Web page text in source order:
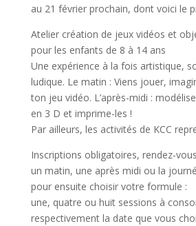
au 21 février prochain, dont voici le
Atelier création de jeux vidéos et
pour les enfants de 8 à 14 ans
Une expérience à la fois artistique,
ludique. Le matin : Viens jouer,
ton jeu vidéo. L’après-midi :
en 3 D et imprime-les !
Par ailleurs, les activités de KCC
Inscriptions obligatoires, rendez-
un matin, une après midi ou la
pour ensuite choisir votre formule :
une, quatre ou huit sessions à
respectivement la date que vous